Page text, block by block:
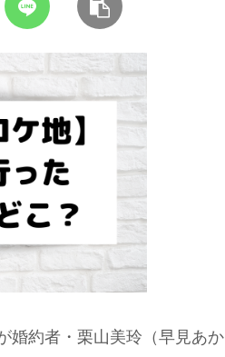
婚約者・栗山美玲（早見あか